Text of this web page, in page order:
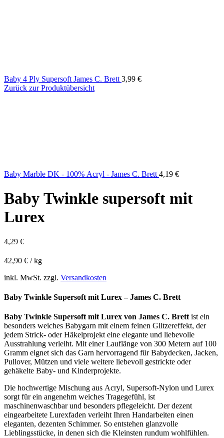
Baby 4 Ply Supersoft James C. Brett 3,99 €
Zurück zur Produktübersicht
Baby Marble DK - 100% Acryl - James C. Brett 4,19 €
Baby Twinkle supersoft mit
Lurex
4,29 €
42,90 € /kg
inkl. MwSt. zzgl. Versandkosten
Baby Twinkle Supersoft mit Lurex – James C. Brett
Baby Twinkle Supersoft mit Lurex von James C. Brettist ein
besonders weiches Babygarn mit einem feinen Glitzereffekt, der
jedem Strick- oder Häkelprojekt eine elegante und liebevolle
Ausstrahlung verleiht. Mit einer Lauflänge von 300 Metern auf 100
Gramm eignet sich das Garn hervorragend für Babydecken, Jacken,
Pullover, Mützen und viele weitere liebevoll gestrickte oder
gehäkelte Baby- und Kinderprojekte.
Die hochwertige Mischung aus Acryl, Supersoft-Nylon und Lurex
sorgt für ein angenehm weiches Tragegefühl, ist
maschinenwaschbar und besonders pflegeleicht. Der dezent
eingearbeitete Lurexfaden verleiht Ihren Handarbeiten einen
eleganten, dezenten Schimmer. So entstehen glanzvolle
Lieblingsstücke, in denen sich die Kleinsten rundum wohlfühlen.